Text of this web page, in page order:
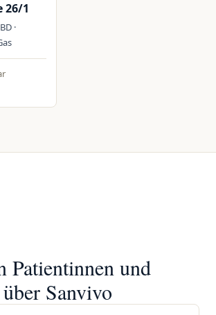
26/1
·
Patientinnen und
Sanvivo